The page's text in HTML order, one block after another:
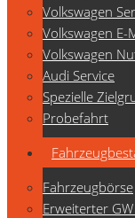
Volkswagen
Volkswagen E-
Volkswagen
Audi Service
Spezielle
Probefahrt
Fahrzeugbörse
Erweiterter